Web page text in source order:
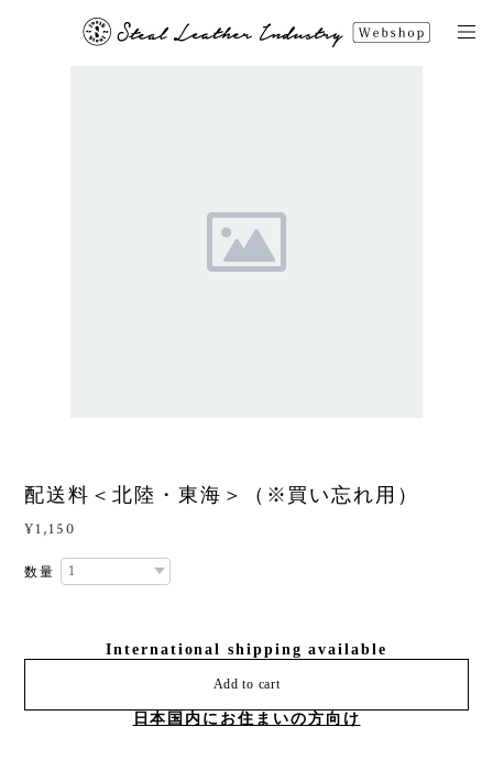
配送料＜北陸・東海＞（※買い忘れ用）
¥1,150
数量
International shipping available
Add to cart
日本国内にお住まいの方向け